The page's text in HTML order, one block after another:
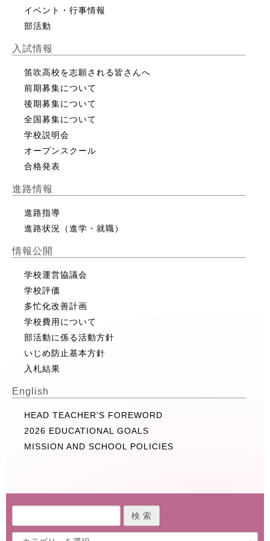
イベント・行事情報
部活動
入試情報
笛吹高校を志願される皆さんへ
前期募集について
後期募集について
全国募集について
学校説明会
オープンスクール
合格発表
進路情報
進路指導
進路状況（進学・就職）
情報公開
学校運営協議会
学校評価
多忙化改善計画
学校費用について
部活動に係る活動方針
いじめ防止基本方針
入札結果
English
HEAD TEACHER’S FOREWORD
2026 EDUCATIONAL GOALS
MISSION AND SCHOOL POLICIES